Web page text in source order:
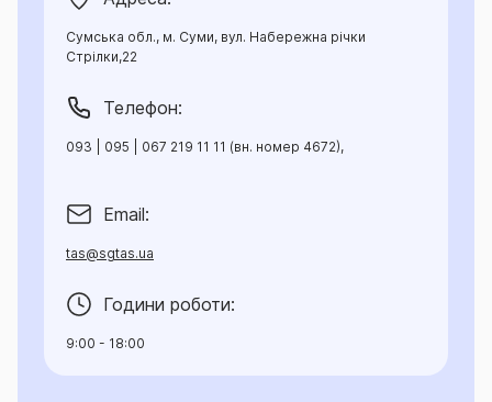
Сумська обл., м. Суми, вул. Набережна річки
Стрілки,22
Телефон:
093 | 095 | 067 219 11 11 (вн. номер 4672),
Email:
tas@sgtas.ua
Години роботи:
9:00 - 18:00